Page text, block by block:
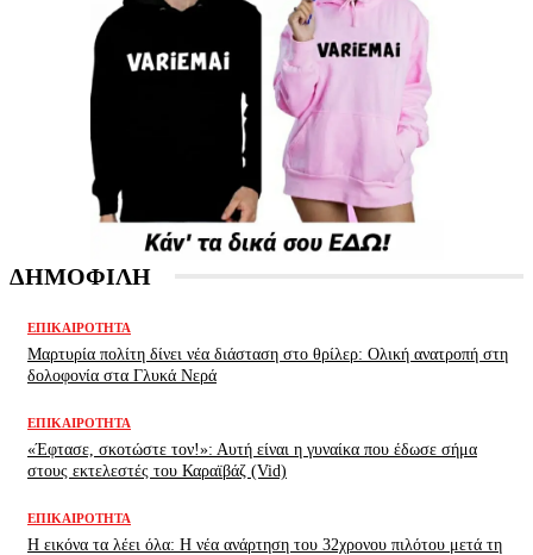
ΔΗΜΟΦΙΛΗ
ΕΠΙΚΑΙΡΌΤΗΤΑ
Μαρτυρία πολίτη δίνει νέα διάσταση στο θρίλερ: Ολική ανατροπή στη
δολοφονία στα Γλυκά Νερά
ΕΠΙΚΑΙΡΌΤΗΤΑ
«Έφτασε, σκοτώστε τον!»: Αυτή είναι η γυναίκα που έδωσε σήμα
στους εκτελεστές του Καραϊβάζ (Vid)
ΕΠΙΚΑΙΡΌΤΗΤΑ
H εικόνα τα λέει όλα: H νέα ανάρτηση του 32χρονου πιλότου μετά τη